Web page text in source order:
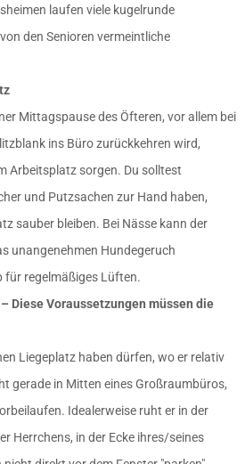
laufen viele kugelrunde
den Senioren vermeintliche
Mittagspause des Öfteren, vor allem bei
ins Büro zurückkehren wird,
Arbeitsplatz sorgen. Du solltest
und Putzsachen zur Hand haben,
sauber bleiben. Bei Nässe kann der
unangenehmen Hundegeruch
für regelmäßiges Lüften.
Diese Voraussetzungen müssen die
Liegeplatz haben dürfen, wo er relativ
gerade in Mitten eines Großraumbüros,
Idealerweise ruht er in der
Herrchens, in der Ecke ihres/seines